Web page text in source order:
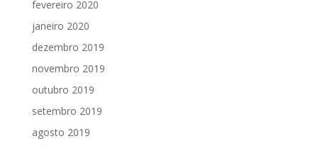
fevereiro 2020
janeiro 2020
dezembro 2019
novembro 2019
outubro 2019
setembro 2019
agosto 2019